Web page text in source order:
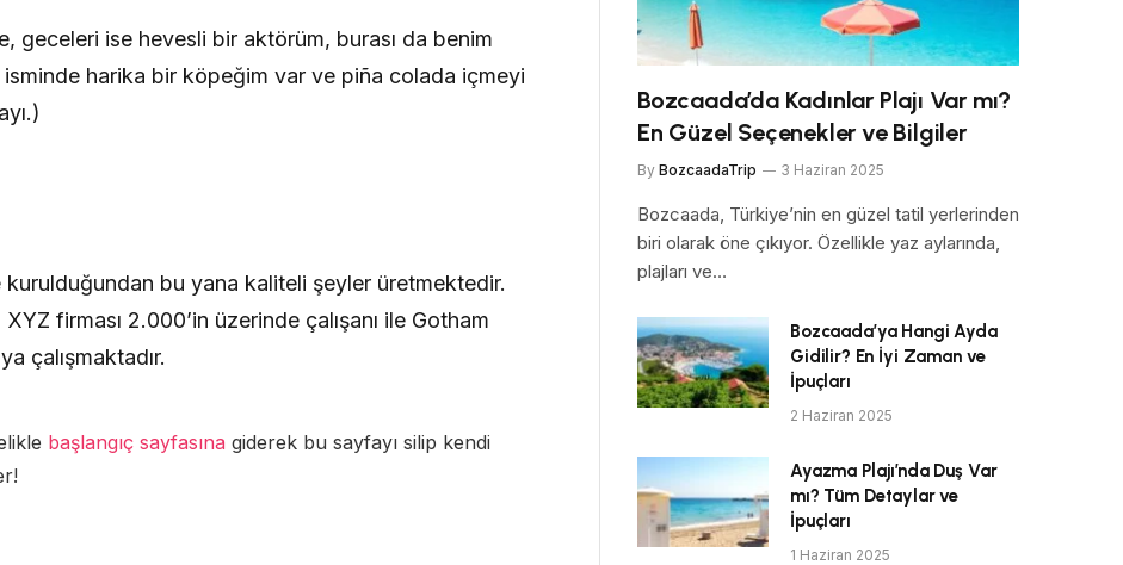
geceleri ise hevesli bir aktörüm, burası da benim
isminde harika bir köpeğim var ve piña colada içmeyi
kurulduğundan bu yana kaliteli şeyler üretmektedir.
firması 2.000’in üzerinde çalışanı ile Gotham
çalışmaktadır.
başlangıç sayfasına giderek bu sayfayı silip kendi
Bozcaada’da Kadınlar Plajı Var mı?
En Güzel Seçenekler ve Bilgiler
By BozcaadaTrip 3 Haziran 2025
Bozcaada, Türkiye’nin en güzel tatil yerlerinden
biri olarak öne çıkıyor. Özellikle yaz aylarında,
plajları ve…
Bozcaada’ya Hangi Ayda
Gidilir? En İyi Zaman ve
İpuçları
2 Haziran 2025
Ayazma Plajı’nda Duş Var
mı? Tüm Detaylar ve
İpuçları
1 Haziran 2025